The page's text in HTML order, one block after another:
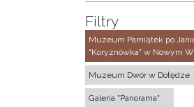
Filtry
Muzeum Pamiątek po
"Koryznówka" w Nowym
Muzeum Dwór w Dołędze
Galeria "Panorama"